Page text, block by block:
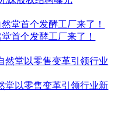
首个发酵工厂来了！
堂以零售变革引领行业新